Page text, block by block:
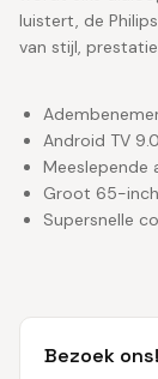
luistert, de
van stijl,
Android TV
Meeslepende
Groot 65-inch
Supersnelle
Bezoek ons!